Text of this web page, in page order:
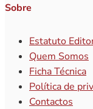
Sobre
Estatuto
Quem Somos
Ficha Técnica
Política de
Contactos